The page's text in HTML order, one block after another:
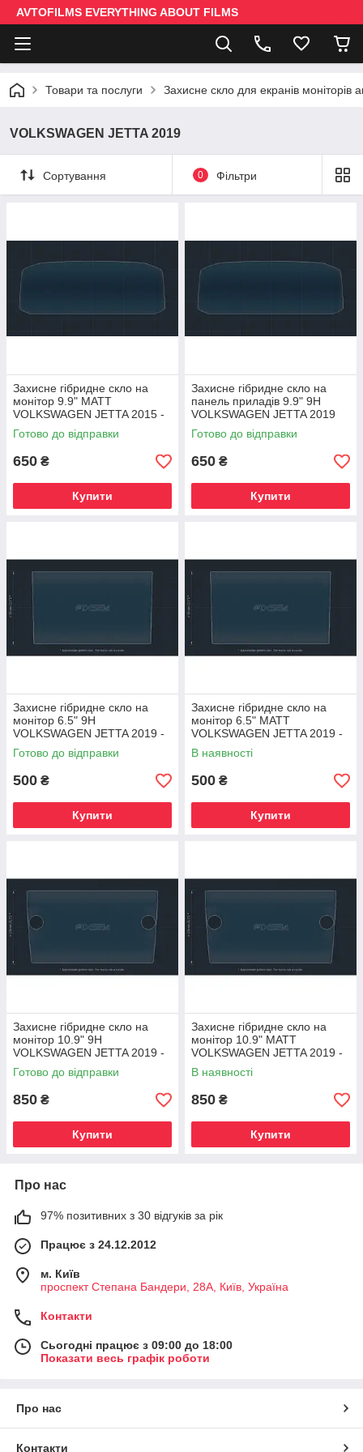
AVTOFILMS EVERYTHING ABOUT FILMS
Товари та послуги Захисне скло для екранів моніторів
VOLKSWAGEN JETTA 2019
Сортування 0 Фільтри
Захисне гібридне скло на
монітор 9.9" MATT
VOLKSWAGEN JETTA 2015 -
2018
Готово до відправки
650 ₴
Купити
Захисне гібридне скло на
панель приладів 9.9" 9H
VOLKSWAGEN JETTA 2019
Готово до відправки
650 ₴
Купити
Захисне гібридне скло на
монітор 6.5" 9H
VOLKSWAGEN JETTA 2019 -
Готово до відправки
500 ₴
Купити
Захисне гібридне скло на
монітор 6.5" MATT
VOLKSWAGEN JETTA 2019 -
В наявності
500 ₴
Купити
Захисне гібридне скло на
монітор 10.9" 9H
VOLKSWAGEN JETTA 2019 -
Готово до відправки
850 ₴
Купити
Захисне гібридне скло на
монітор 10.9" MATT
VOLKSWAGEN JETTA 2019 -
В наявності
850 ₴
Купити
Про нас
97% позитивних з 30 відгуків за рік
Працює з 24.12.2012
м. Київ
проспект Степана Бандери, 28А, Київ, Україна
Контакти
Сьогодні працює з 09:00 до 18:00
Показати весь графік роботи
Про нас
Контакти